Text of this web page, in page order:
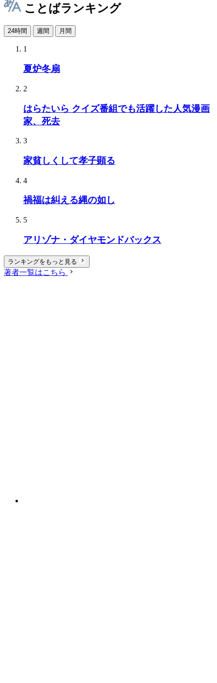
ことばランキング
24時間 週間 月間
1
夏炉冬扇
2
はらたいら クイズ番組でも活躍した人気漫画
家、死去
3
家貧しくして孝子顕る
4
禍福は糾える縄の如し
5
アリゾナ・ダイヤモンドバックス
ランキングをもっと見る
著者一覧はこちら